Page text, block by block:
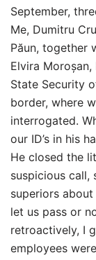
September,
Me, Dumitru
Păun, together
Elvira
State Security
border, where
interrogated.
our ID’s in his
He closed the
suspicious call,
superiors
let us pass or
retroactively, I
employees